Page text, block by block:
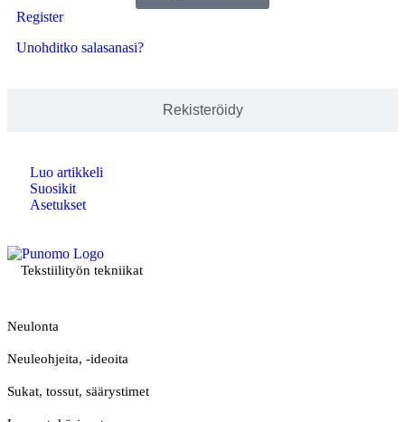
Rekisteröidy
Register
Unohditko salasanasi?
Luo artikkeli
Suosikit
Asetukset
Tekstiilityön tekniikat
Neulonta
Neuleohjeita, -ideoita
Sukat, tossut, säärystimet